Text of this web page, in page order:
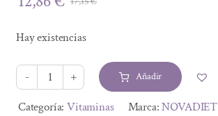
El
era:
17,15 €.
El
es:
12,86 €.
Hay existencias
SOLEAL
30
Añadir
Alternative:
Categoría:Vitaminas Marca:NOVADIET